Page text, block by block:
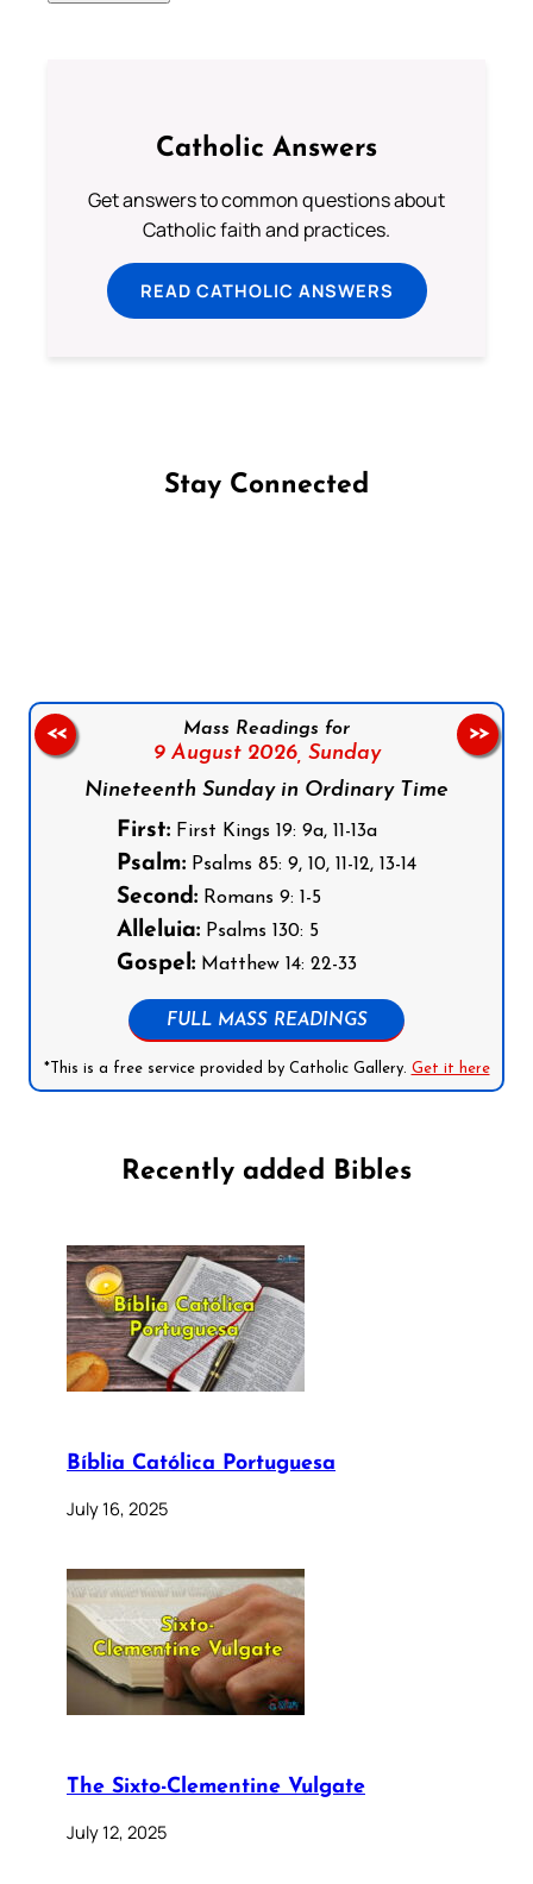
Catholic Answers
Get answers to common questions about
Catholic faith and practices.
READ CATHOLIC ANSWERS
Stay Connected
Mass Readings for
9 August 2026, Sunday
Nineteenth Sunday in Ordinary Time
First: First Kings 19: 9a, 11-13a
Psalm: Psalms 85: 9, 10, 11-12, 13-14
Second: Romans 9: 1-5
Alleluia: Psalms 130: 5
Gospel: Matthew 14: 22-33
FULL MASS READINGS
*This is a free service provided by Catholic Gallery. Get it here
<< >>
Recently added Bibles
Bíblia Católica Portuguesa
July 16, 2025
The Sixto-Clementine Vulgate
July 12, 2025